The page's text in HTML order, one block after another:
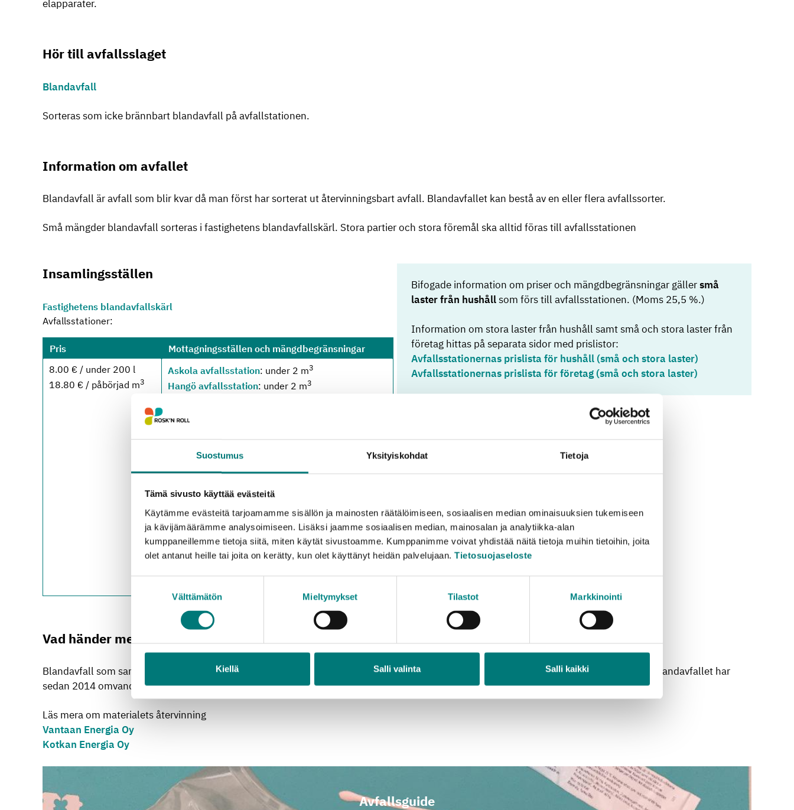
Suostumus Yksityiskohdat Tietoja
Tämä sivusto käyttää evästeitä
Käytämme evästeitä tarjoamamme sisällön ja mainosten räätälöimiseen, sosiaalisen median ominaisuuksien tukemiseen
ja kävijämäärämme analysoimiseen. Lisäksi jaamme sosiaalisen median, mainosalan ja analytiikka-alan
kumppaneillemme tietoja siitä, miten käytät sivustoamme. Kumppanimme voivat yhdistää näitä tietoja muihin tietoihin, joita
olet antanut heille tai joita on kerätty, kun olet käyttänyt heidän palvelujaan. Tietosuojaseloste
valinta
Välttämätön Mieltymykset Tilastot Markkinointi
Kiellä Salli valinta Salli kaikki
elapparater.
Hör till avfallsslaget
Blandavfall
Sorteras som icke brännbart blandavfall på avfallstationen.
Information om avfallet
Blandavfall är avfall som blir kvar då man först har sorterat ut återvinningsbart avfall. Blandavfallet kan bestå av en eller flera avfallssorter.
Små mängder blandavfall sorteras i fastighetens blandavfallskärl. Stora partier och stora föremål ska alltid föras till avfallsstationen
Insamlingsställen
Fastighetens blandavfallskärl
Avfallsstationer:
Pris
8.00 € / under 200 l
18.80 € / påbörjad m3
Mottagningsställen och mängdbegränsningar
Askola avfallsstation: under 2 m3
Hangö avfallsstation: under 2 m3
Karis avfallsstation
Lojo avfallscentral
Lovisa avfallsstation: under 2 m3
Borgnäs avfallsstation: under 2 m
Borgå avfallscentral
: ingen mängdbegränsning
Pusula avfallsstation: under 2 m3
Strömfors avfallsstation: under 2 m
Sibbo avfallsstation: under 2 m3
Bifogade information om priser och mängdbegränsningar gällersmå
laster från hushållsom förs till avfallsstationen. (Moms 25,5 %.)
Information om stora laster från hushåll samt små och stora laster från
företag hittas på separata sidor med prislistor:
Avfallsstationernas prislista för hushåll (små och stora laster)
Avfallsstationernas prislista för företag (små och stora laster)
Vad händer med avfallet?
Blandavfall som samlats in från fastigheter och brännbart blandavfall som mottagits på avfallsstationerna används för energiutvinning. Blandavfallet har
sedan 2014 omvandlats till elektricitet och värme i ett avfallskraftverk.
Läs mera om materialets återvinning
Vantaan Energia Oy
Kotkan Energia Oy
Avfallsguide